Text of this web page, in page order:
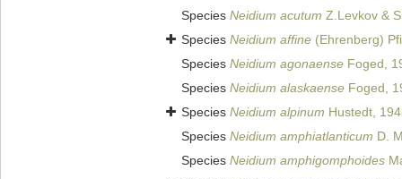
Species Neidium acutum Z.Levkov &
Species Neidium affine (Ehrenberg)
Species Neidium agonaense Foged,
Species Neidium alaskaense Foged,
Species Neidium alpinum Hustedt,
Species Neidium amphiatlanticum D.
Species Neidium amphigomphoides